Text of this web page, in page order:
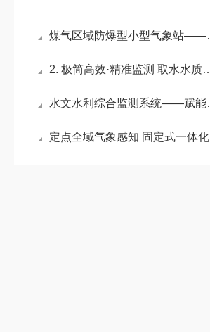
煤气区域防爆型小型气象站——守护工业安全，防爆气象监测设备大显身手
2. 极简高效·精准监测 取水水质三参数仪器守护取水安全第一道防线
水文水利综合监测系统——赋能智慧水利：水文自动监测系统的核心价值
定点全域气象感知 固定式一体化超声波气象站筑牢长效监测根基#2026已更新